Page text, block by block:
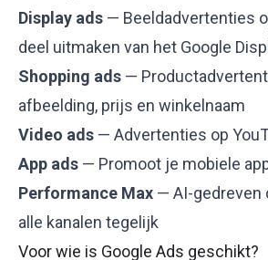
Display ads — Beeldadvertenties
deel uitmaken van het Google
Shopping ads —
afbeelding, prijs en winkelnaam
Video ads — Advertenties op
App ads — Promoot je mobiele
Performance Max — AI-gedreven
alle kanalen tegelijk
Voor wie is Google Ads geschikt?